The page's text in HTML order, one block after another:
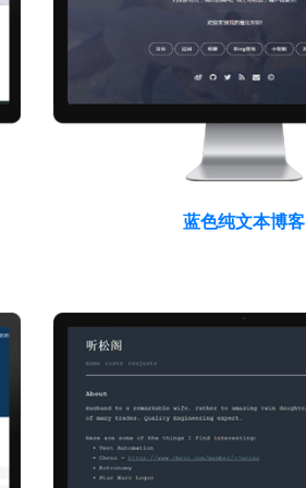
蓝色纯文本博客